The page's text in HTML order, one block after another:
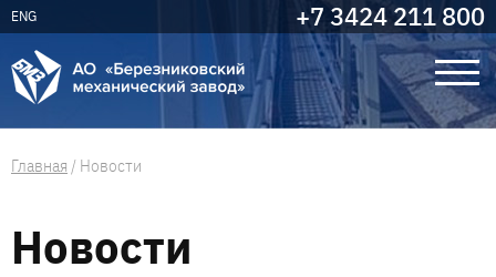
+7 3424 211 800
ENG
Главная / Новости
Новости